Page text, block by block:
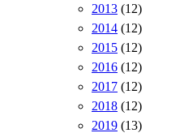
2013 (12)
2014 (12)
2015 (12)
2016 (12)
2017 (12)
2018 (12)
2019 (13)